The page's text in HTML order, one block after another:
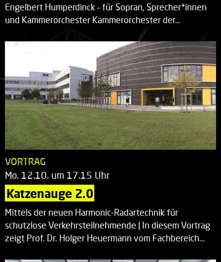
Engelbert Humperdinck – für Sopran, Sprecher*innen
und Kammerorchester Kammerorchester der…
VORTRAG
Mo. 12.10. um 17.15 Uhr
Katzenauge 2.0
Mittels der neuen Harmonic-Radartechnik für
schutzlose Verkehrsteilnehmende | In diesem Vortrag
zeigt Prof. Dr. Holger Heuermann vom Fachbereich…